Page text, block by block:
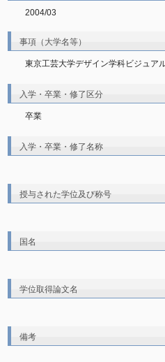
2004/03
事項（大学名等）
東京工芸大学デザイン学科ビジュア
入学・卒業・修了区分
卒業
入学・卒業・修了名称
授与された学位及び称号
国名
学位取得論文名
備考